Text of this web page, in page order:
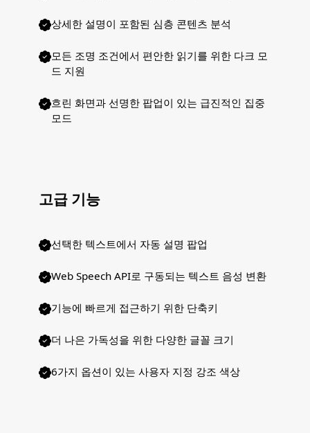
상세한 설명이 포함된 심층 콘텐츠 분석
모든 조명 조건에서 편안한 읽기를 위한 다크 모
드 지원
흐린 화면과 선명한 팝업이 있는 급진적인 집중
모드
고급 기능
선택한 텍스트에서 자동 설명 팝업
Web Speech API로 구동되는 텍스트 음성 변환
기능에 빠르게 접근하기 위한 단축키
더 나은 가독성을 위한 다양한 글꼴 크기
6가지 옵션이 있는 사용자 지정 강조 색상